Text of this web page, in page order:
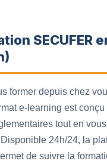
SECUFER
former depuis chez
e-learning est
tout en
24h/24, la
de suivre la